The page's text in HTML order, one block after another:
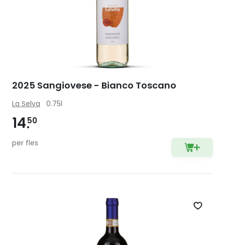
2025 Sangiovese - Bianco Toscano
La Selva 0.75l
1450
per fles
Zet